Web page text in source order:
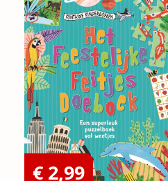
€ 2,99